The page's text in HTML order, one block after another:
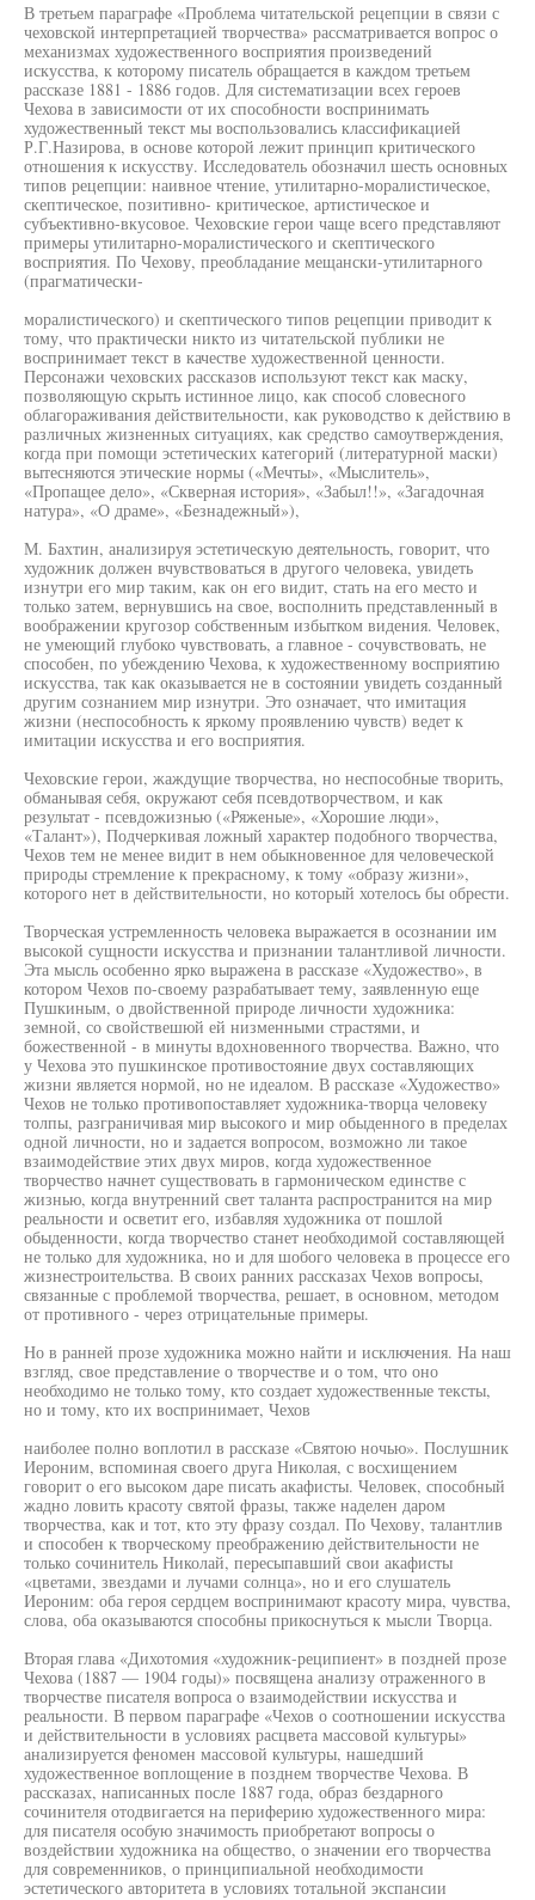
В третьем параграфе «Проблема читательской рецепции в связи с
чеховской интерпретацией творчества» рассматривается вопрос о
механизмах художественного восприятия произведений
искусства, к которому писатель обращается в каждом третьем
рассказе 1881 - 1886 годов. Для систематизации всех героев
Чехова в зависимости от их способности воспринимать
художественный текст мы воспользовались классификацией
Р.Г.Назирова, в основе которой лежит принцип критического
отношения к искусству. Исследователь обозначил шесть основных
типов рецепции: наивное чтение, утилитарно-моралистическое,
скептическое, позитивно- критическое, артистическое и
субъективно-вкусовое. Чеховские герои чаще всего представляют
примеры утилитарно-моралистического и скептического
восприятия. По Чехову, преобладание мещански-утилитарного
(прагматически-
моралистического) и скептического типов рецепции приводит к
тому, что практически никто из читательской публики не
воспринимает текст в качестве художественной ценности.
Персонажи чеховских рассказов используют текст как маску,
позволяющую скрыть истинное лицо, как способ словесного
облагораживания действительности, как руководство к действию в
различных жизненных ситуациях, как средство самоутверждения,
когда при помощи эстетических категорий (литературной маски)
вытесняются этические нормы («Мечты», «Мыслитель»,
«Пропащее дело», «Скверная история», «Забыл!!», «Загадочная
натура», «О драме», «Безнадежный»),
М. Бахтин, анализируя эстетическую деятельность, говорит, что
художник должен вчувствоваться в другого человека, увидеть
изнутри его мир таким, как он его видит, стать на его место и
только затем, вернувшись на свое, восполнить представленный в
воображении кругозор собственным избытком видения. Человек,
не умеющий глубоко чувствовать, а главное - сочувствовать, не
способен, по убеждению Чехова, к художественному восприятию
искусства, так как оказывается не в состоянии увидеть созданный
другим сознанием мир изнутри. Это означает, что имитация
жизни (неспособность к яркому проявлению чувств) ведет к
имитации искусства и его восприятия.
Чеховские герои, жаждущие творчества, но неспособные творить,
обманывая себя, окружают себя псевдотворчеством, и как
результат - псевдожизнью («Ряженые», «Хорошие люди»,
«Талант»), Подчеркивая ложный характер подобного творчества,
Чехов тем не менее видит в нем обыкновенное для человеческой
природы стремление к прекрасному, к тому «образу жизни»,
которого нет в действительности, но который хотелось бы обрести.
Творческая устремленность человека выражается в осознании им
высокой сущности искусства и признании талантливой личности.
Эта мысль особенно ярко выражена в рассказе «Художество», в
котором Чехов по-своему разрабатывает тему, заявленную еще
Пушкиным, о двойственной природе личности художника:
земной, со свойствешюй ей низменными страстями, и
божественной - в минуты вдохновенного творчества. Важно, что
у Чехова это пушкинское противостояние двух составляющих
жизни является нормой, но не идеалом. В рассказе «Художество»
Чехов не только противопоставляет художника-творца человеку
толпы, разграничивая мир высокого и мир обыденного в пределах
одной личности, но и задается вопросом, возможно ли такое
взаимодействие этих двух миров, когда художественное
творчество начнет существовать в гармоническом единстве с
жизнью, когда внутренний свет таланта распространится на мир
реальности и осветит его, избавляя художника от пошлой
обыденности, когда творчество станет необходимой составляющей
не только для художника, но и для шобого человека в процессе его
жизнестроительства. В своих ранних рассказах Чехов вопросы,
связанные с проблемой творчества, решает, в основном, методом
от противного - через отрицательные примеры.
Но в ранней прозе художника можно найти и исключения. На наш
взгляд, свое представление о творчестве и о том, что оно
необходимо не только тому, кто создает художественные тексты,
но и тому, кто их воспринимает, Чехов
наиболее полно воплотил в рассказе «Святою ночью». Послушник
Иероним, вспоминая своего друга Николая, с восхищением
говорит о его высоком даре писать акафисты. Человек, способный
жадно ловить красоту святой фразы, также наделен даром
творчества, как и тот, кто эту фразу создал. По Чехову, талантлив
и способен к творческому преображению действительности не
только сочинитель Николай, пересыпавший свои акафисты
«цветами, звездами и лучами солнца», но и его слушатель
Иероним: оба героя сердцем воспринимают красоту мира, чувства,
слова, оба оказываются способны прикоснуться к мысли Творца.
Вторая глава «Дихотомия «художник-реципиент» в поздней прозе
Чехова (1887 — 1904 годы)» посвящена анализу отраженного в
творчестве писателя вопроса о взаимодействии искусства и
реальности. В первом параграфе «Чехов о соотношении искусства
и действительности в условиях расцвета массовой культуры»
анализируется феномен массовой культуры, нашедший
художественное воплощение в позднем творчестве Чехова. В
рассказах, написанных после 1887 года, образ бездарного
сочинителя отодвигается на периферию художественного мира:
для писателя особую значимость приобретают вопросы о
воздействии художника на общество, о значении его творчества
для современников, о принципиальной необходимости
эстетического авторитета в условиях тотальной экспансии